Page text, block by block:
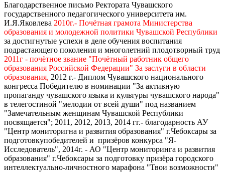
Благодарственное письмо Ректората Чувашского
государственного педагогического университета им.
И.Я.Яковлева 2010г.- Почётная грамота Министерства
образования и молодежной политики Чувашской Республики
за достигнутые успехи в деле обучения воспитания
подрастающего поколения и многолетний плодотворный труд
2011г - почётное звание "Почётный работник общего
образования Российской Федерации" За заслуги в области
образования, 2012 г.- Диплом Чувашского национального
конгресса Победителю в номинации "За активную
пропаганду чувашского языка и культуры чувашского народа"
в телегостиной "мелодии от всей души" под названием
"Замечательным женщинам Чувашской Республики
посвящается"; 2011, 2012, 2013, 2014 гг.- благодарность АУ
"Центр мониторигна и развития образования" г.Чебоксары за
подготовкупобедителей и призёров конкурса "Я-
Исследователь", 2014г. - АО "Центр мониторинга и развития
образования" г.Чебоксары за подготовку призёра городского
интеллектуально-личностного марафона "Твои возможности"